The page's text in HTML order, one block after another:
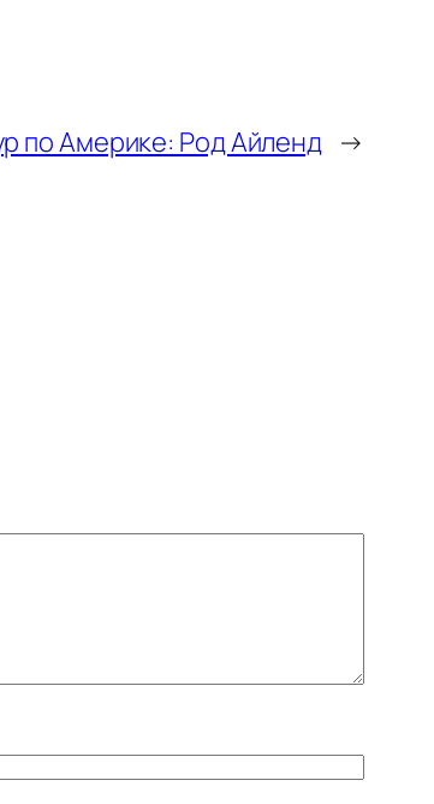
по Америке: Род Айленд →